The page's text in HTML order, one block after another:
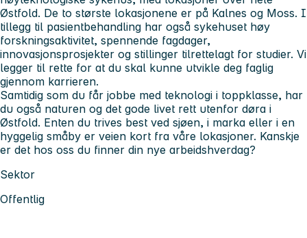
Østfold. De to største lokasjonene er på Kalnes og Moss. I
tillegg til pasientbehandling har også sykehuset høy
forskningsaktivitet, spennende fagdager,
innovasjonsprosjekter og stillinger tilrettelagt for studier. Vi
legger til rette for at du skal kunne utvikle deg faglig
gjennom karrieren.
Samtidig som du får jobbe med teknologi i toppklasse, har
du også naturen og det gode livet rett utenfor døra i
Østfold. Enten du trives best ved sjøen, i marka eller i en
hyggelig småby er veien kort fra våre lokasjoner. Kanskje
er det hos oss du finner din nye arbeidshverdag?
Sektor
Offentlig